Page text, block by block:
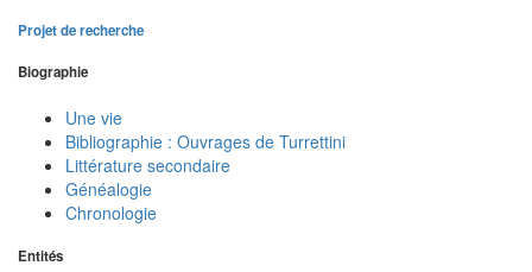
Projet de recherche
Biographie
Une vie
Bibliographie : Ouvrages de Turrettini
Littérature secondaire
Généalogie
Chronologie
Entités